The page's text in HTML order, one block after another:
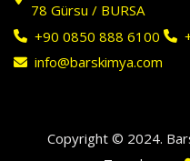
78 Gürsu / BURSA
+90 0850 888 6100
info@barskimya.com
Copyright © 2024. Bars